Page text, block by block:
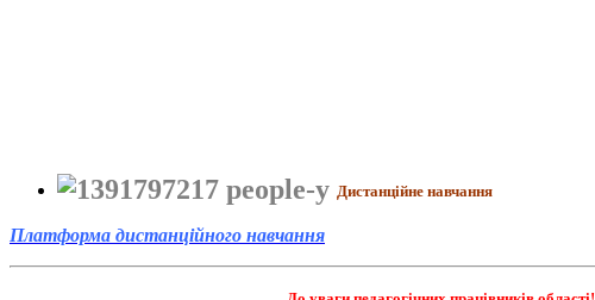
Дистанційне навчання
Платформа дистанційного навчання